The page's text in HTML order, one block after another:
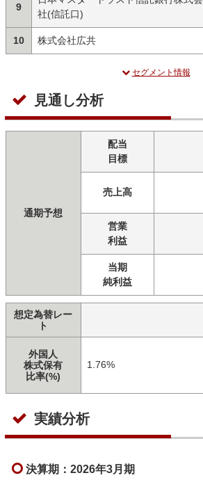
9
社(信託口)
10 株式会社広共
セグメント情報
見通し分析
通期予想
配当
目標
売上高
営業
利益
当期
純利益
想定為替レー
ト
外国人
株式保有
比率(%)
1.76%
実績分析
決算期：2026年3月期